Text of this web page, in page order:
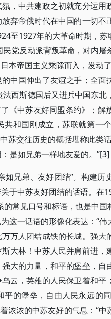
，中共建政之初就充分运用
弃帝俄时代在中国的一切
至1927年的大革命时期，
党反动派背叛革命，对内
本帝国主义乘隙而入，发动
中国伸出了友谊之手；全
西斯德国后又进兵中国东北
《中苏友好同盟条约》；解
和国刚成立，苏联就第一
苏交往历史的概括堪称此类
是如兄弟一样地友爱的。”[3]
如兄弟、友好团结”。构建
于中苏友好团结的话语。在
常见口号和标语，也是中国
这一话语的形像化表达：“
万人团结成铁的长城。强大
大林！中苏人民并肩前进，
大的力量，和平的堡垒，自
云，英雄的人民保卫着和平
平的堡垒，自由人民永远的
浓浓的中苏友好的气息：“中